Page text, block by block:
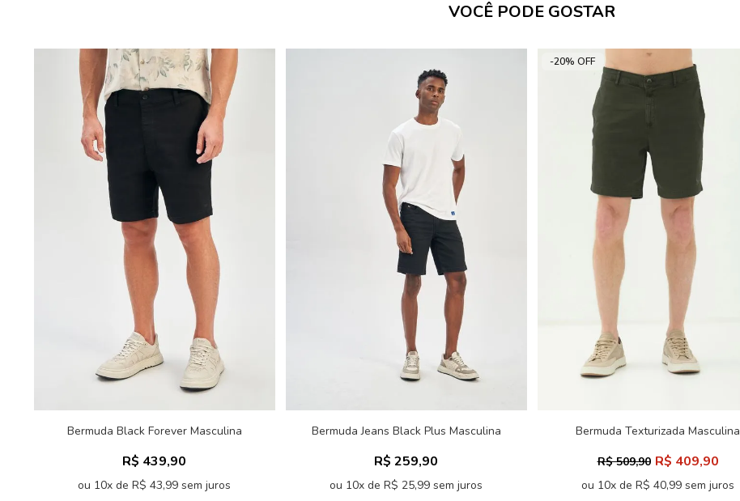
VOCÊ PODE GOSTAR
Bermuda Black Forever Masculina
R$ 439,90
ou 10x de R$ 43,99 sem juros
Bermuda Jeans Black Plus Masculina
R$ 259,90
ou 10x de R$ 25,99 sem juros
-20% OFF
Bermuda Texturizada Masculina
R$ 509,90 R$ 409,90
ou 10x de R$ 40,99 sem juros